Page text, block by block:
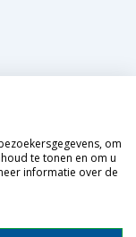
om
te tonen en om u
informatie over de